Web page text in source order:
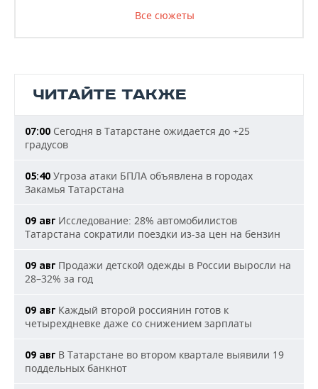
Все сюжеты
ЧИТАЙТЕ ТАКЖЕ
07:00 Сегодня в Татарстане ожидается до +25
градусов
05:40 Угроза атаки БПЛА объявлена в городах
Закамья Татарстана
09 авг Исследование: 28% автомобилистов
Татарстана сократили поездки из-за цен на бензин
09 авг Продажи детской одежды в России выросли на
28–32% за год
09 авг Каждый второй россиянин готов к
четырехдневке даже со снижением зарплаты
09 авг В Татарстане во втором квартале выявили 19
поддельных банкнот